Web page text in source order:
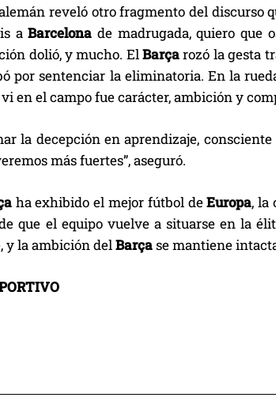
reveló otro fragmento del
aBarcelona de madrugada, quiero que
dolió, y mucho. ElBarçarozó la gesta
por sentenciar la eliminatoria. En la
en el campo fue carácter, ambición y
la decepción en aprendizaje,
más fuertes”, aseguró.
ha exhibido el mejor fútbol deEuropa, la
que el equipo vuelve a situarse en la
y la ambición delBarçase mantiene